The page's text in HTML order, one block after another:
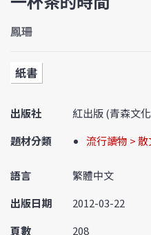
鳳珊
紙書
出版社
紅出版 (青森文
題材分類
流行讀物 > 散
語言
繁體中文
出版日期
2012-03-22
頁數
208